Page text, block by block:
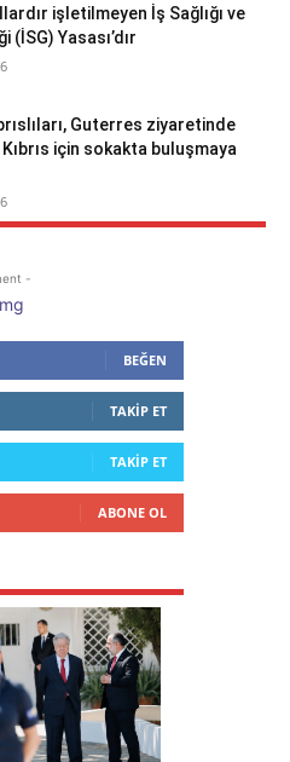
işletilmeyen İş Sağlığı ve
(İSG) Yasası’dır
Guterres ziyaretinde
için sokakta buluşmaya
-
BEĞEN
TAKIP ET
TAKIP ET
ABONE OL